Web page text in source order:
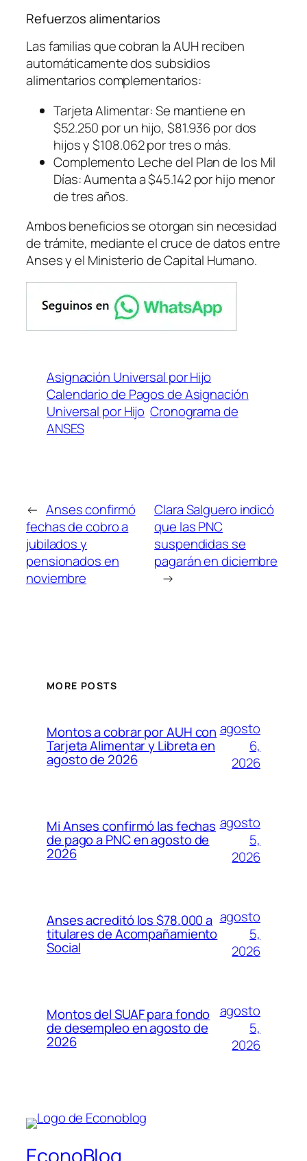
Refuerzos alimentarios
Las familias que cobran la AUH reciben
automáticamente dos subsidios
alimentarios complementarios:
Tarjeta Alimentar: Se mantiene en
$52.250 por un hijo, $81.936 por dos
hijos y $108.062 por tres o más.
Complemento Leche del Plan de los Mil
Días: Aumenta a $45.142 por hijo menor
de tres años.
Ambos beneficios se otorgan sin necesidad
de trámite, mediante el cruce de datos entre
Anses y el Ministerio de Capital Humano.
Asignación Universal por Hijo
Calendario de Pagos de Asignación
Universal por Hijo Cronograma de
ANSES
← Anses confirmó
fechas de cobro a
jubilados y
pensionados en
noviembre
Clara Salguero indicó
que las PNC
suspendidas se
pagarán en diciembre
→
MORE POSTS
Montos a cobrar por AUH con
Tarjeta Alimentar y Libreta en
agosto de 2026
agosto
6,
2026
Mi Anses confirmó las fechas
de pago a PNC en agosto de
2026
agosto
5,
2026
Anses acreditó los $78.000 a
titulares de Acompañamiento
Social
agosto
5,
2026
Montos del SUAF para fondo
de desempleo en agosto de
2026
agosto
5,
2026